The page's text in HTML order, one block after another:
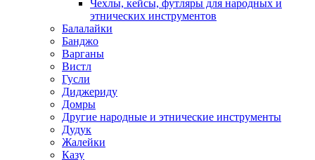
Чехлы, кейсы, футляры для народных и
этнических инструментов
Балалайки
Банджо
Варганы
Вистл
Гусли
Диджериду
Домры
Другие народные и этнические инструменты
Дудук
Жалейки
Казу